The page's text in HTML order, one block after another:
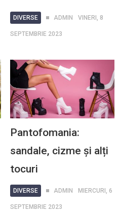
DIVERSE ADMIN VINERI, 8
SEPTEMBRIE 2023
Pantofomania:
sandale, cizme și alți
tocuri
DIVERSE ADMIN MIERCURI, 6
SEPTEMBRIE 2023